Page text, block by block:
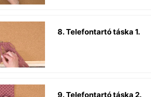
8. Telefontartó táska 1.
9. Telefontartó táska 2.